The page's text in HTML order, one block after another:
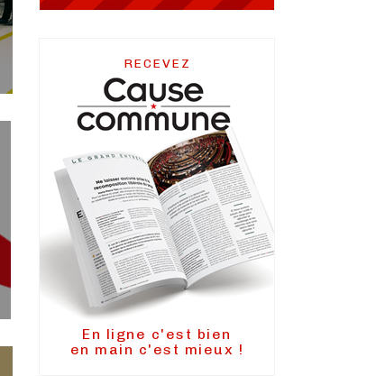
RECEVEZ
En ligne c'est bien
en main c'est mieux !